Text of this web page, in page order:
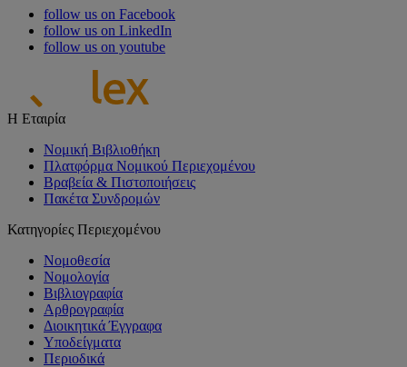
follow us on Facebook
follow us on LinkedIn
follow us on youtube
Η Εταιρία
Νομική Βιβλιοθήκη
Πλατφόρμα Νομικού Περιεχομένου
Βραβεία & Πιστοποιήσεις
Πακέτα Συνδρομών
Κατηγορίες Περιεχομένου
Νομοθεσία
Νομολογία
Βιβλιογραφία
Αρθρογραφία
Διοικητικά Έγγραφα
Υποδείγματα
Περιοδικά